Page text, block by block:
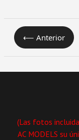
⟵ Anterior
(Las fotos
AC MODELS su